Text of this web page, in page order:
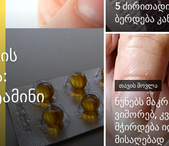
5
ბერდება
ᲗᲐᲕᲘᲡ ᲛᲝᲕᲚᲐ
ნუნებს
ვიშორებ,
მჭირდება
მისაღებად